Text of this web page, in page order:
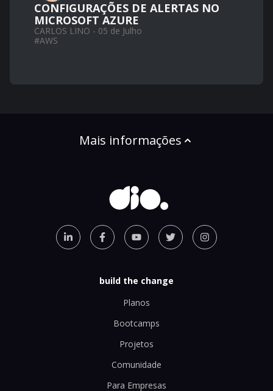
CONFIGURAÇÕES DE ALERTAS NO
MICROSOFT AZURE
CARLOS LINO - 05 de Julho
#AWS
Mais informações
build the change
Planos
Bootcamps
Projetos
Comunidade
Para Empresas